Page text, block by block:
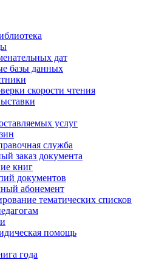
дат
базы данных
скорости чтения
услуг
служба
заказ документа
книг
документов
абонемент
тематических списков
помощь
года